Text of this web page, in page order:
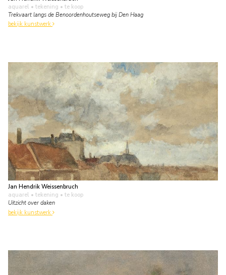
aquarel • tekening • te koop
Trekvaart langs de Benoordenhoutseweg bij Den Haag
bekijk kunstwerk
Jan Hendrik Weissenbruch
aquarel • tekening • te koop
Uitzicht over daken
bekijk kunstwerk